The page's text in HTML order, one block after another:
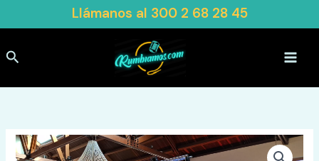
Llámanos al 300 2 68 28 45
Buscar